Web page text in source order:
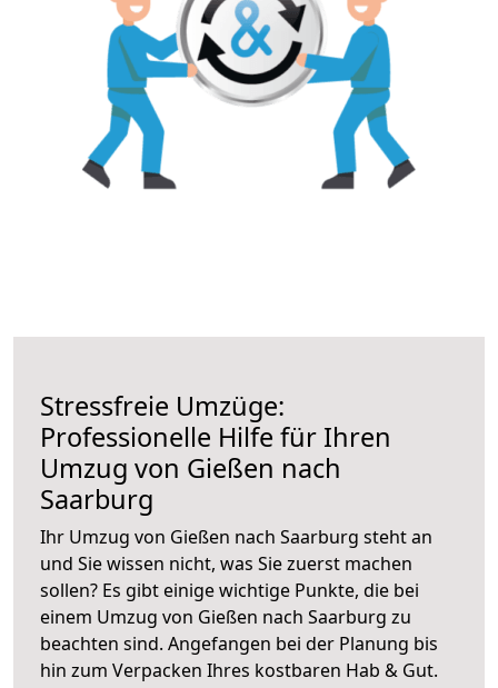
Stressfreie Umzüge:
Professionelle Hilfe für Ihren
Umzug von Gießen nach
Saarburg
Ihr Umzug von Gießen nach Saarburg steht an
und Sie wissen nicht, was Sie zuerst machen
sollen? Es gibt einige wichtige Punkte, die bei
einem Umzug von Gießen nach Saarburg zu
beachten sind. Angefangen bei der Planung bis
hin zum Verpacken Ihres kostbaren Hab & Gut.